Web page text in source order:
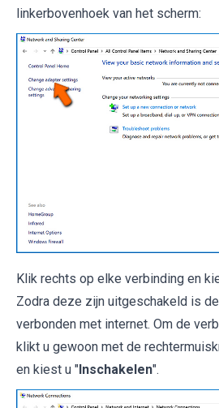
linkerbovenhoek van het scherm:
Klik rechts op elke verbinding en
Zodra deze zijn uitgeschakeld is
verbonden met internet. Om de
klikt u gewoon met de
en kiest u "Inschakelen".